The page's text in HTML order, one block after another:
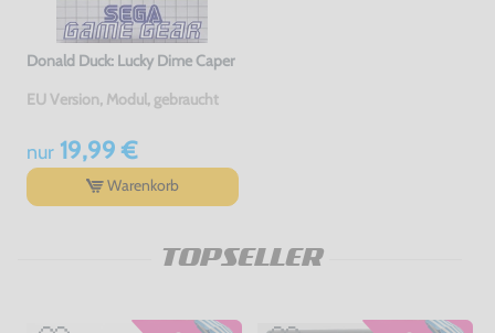
Donald Duck: Lucky Dime Caper
EU Version, Modul, gebraucht
nur19,99 €
Warenkorb
TOPSELLER